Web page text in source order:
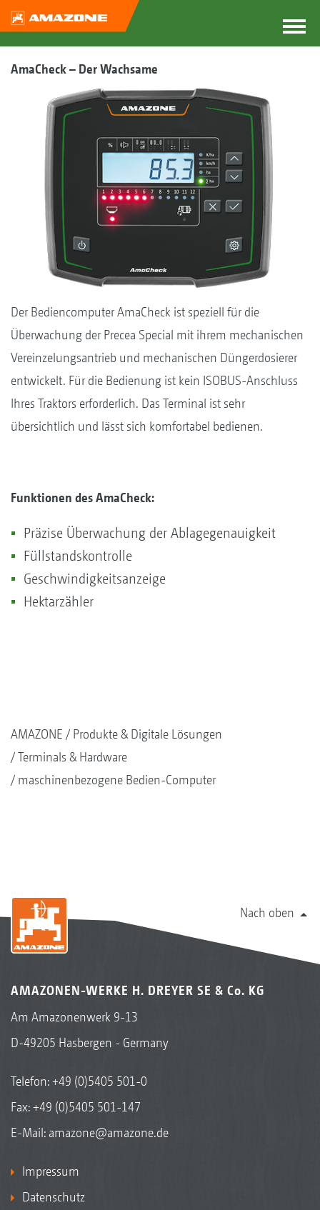
AmaCheck – Der Wachsame
Der Bediencomputer AmaCheck ist speziell für die
Überwachung der Precea Special mit ihrem mechanischen
Vereinzelungsantrieb und mechanischen Düngerdosierer
entwickelt. Für die Bedienung ist kein ISOBUS-Anschluss
Ihres Traktors erforderlich. Das Terminal ist sehr
übersichtlich und lässt sich komfortabel bedienen.
Funktionen des AmaCheck:
Präzise Überwachung der Ablagegenauigkeit
Füllstandskontrolle
Geschwindigkeitsanzeige
Hektarzähler
AMAZONE
Produkte & Digitale Lösungen
Terminals & Hardware
maschinenbezogene Bedien-Computer
Nach oben
AMAZONEN-WERKE H. DREYER SE & Co. KG
Am Amazonenwerk 9-13
D-49205 Hasbergen - Germany
Telefon:+49 (0)5405 501-0
Fax: +49 (0)5405 501-147
E-Mail: amazone@amazone.de
Impressum
Datenschutz